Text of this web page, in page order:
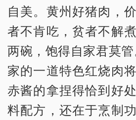
自美。黄州好猪肉，
者不肯吃，贫者不解
两碗，饱得自家君莫
家的一道特色红烧肉
赤酱的拿捏得恰到好
料配方，还在于烹制